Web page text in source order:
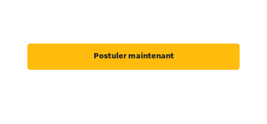
Postuler maintenant